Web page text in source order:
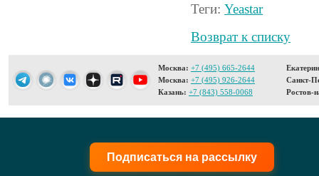
Теги: Yeastar
Возврат к списку
Москва: +7 (495) 665-2644
Москва: +7 (495) 926-2644
Казань: +7 (843) 558-0068
Санкт-
Ростов-
Подписаться на рассылку